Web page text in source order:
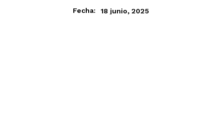
Fecha: 18 junio, 2025